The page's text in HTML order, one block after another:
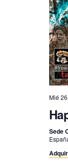
Mié
Sede